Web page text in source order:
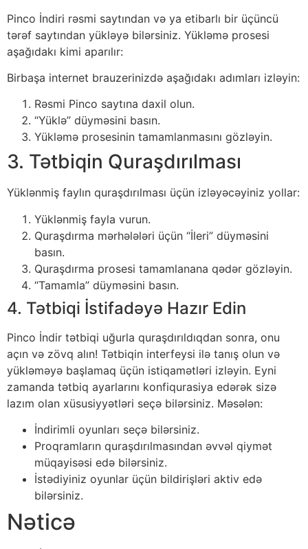
Pinco İndiri rəsmi saytından və ya etibarlı bir üçüncü
tərəf saytından yükləyə bilərsiniz. Yükləmə prosesi
aşağıdakı kimi aparılır:
Birbaşa internet brauzerinizdə aşağıdakı adımları izləyin:
Rəsmi Pinco saytına daxil olun.
“Yüklə” düyməsini basın.
Yükləmə prosesinin tamamlanmasını gözləyin.
3. Tətbiqin Quraşdırılması
Yüklənmiş faylın quraşdırılması üçün izləyəcəyiniz yollar:
Yüklənmiş fayla vurun.
Quraşdırma mərhələləri üçün “İleri” düyməsini
basın.
Quraşdırma prosesi tamamlanana qədər gözləyin.
“Tamamla” düyməsini basın.
4. Tətbiqi İstifadəyə Hazır Edin
Pinco İndir tətbiqi uğurla quraşdırıldıqdan sonra, onu
açın və zövq alın! Tətbiqin interfeysi ilə tanış olun və
yükləməyə başlamaq üçün istiqamətləri izləyin. Eyni
zamanda tətbiq ayarlarını konfiqurasiya edərək sizə
lazım olan xüsusiyyətləri seçə bilərsiniz. Məsələn:
İndirimli oyunları seçə bilərsiniz.
Proqramların quraşdırılmasından əvvəl qiymət
müqayisəsi edə bilərsiniz.
İstədiyiniz oyunlar üçün bildirişləri aktiv edə
bilərsiniz.
Nəticə